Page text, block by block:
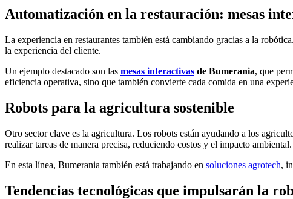
Automatización en la restauración: mesas
La experiencia en restaurantes también está cambiando gracias a la
la experiencia del cliente.
Un ejemplo destacado son las mesas interactivas de Bumerania, que
eficiencia operativa, sino que también convierte cada comida en una
Robots para la agricultura sostenible
Otro sector clave es la agricultura. Los robots están ayudando a los
realizar tareas de manera precisa, reduciendo costos y el impacto ambiental.
En esta línea, Bumerania también está trabajando en soluciones agrotech,
Tendencias tecnológicas que impulsarán la